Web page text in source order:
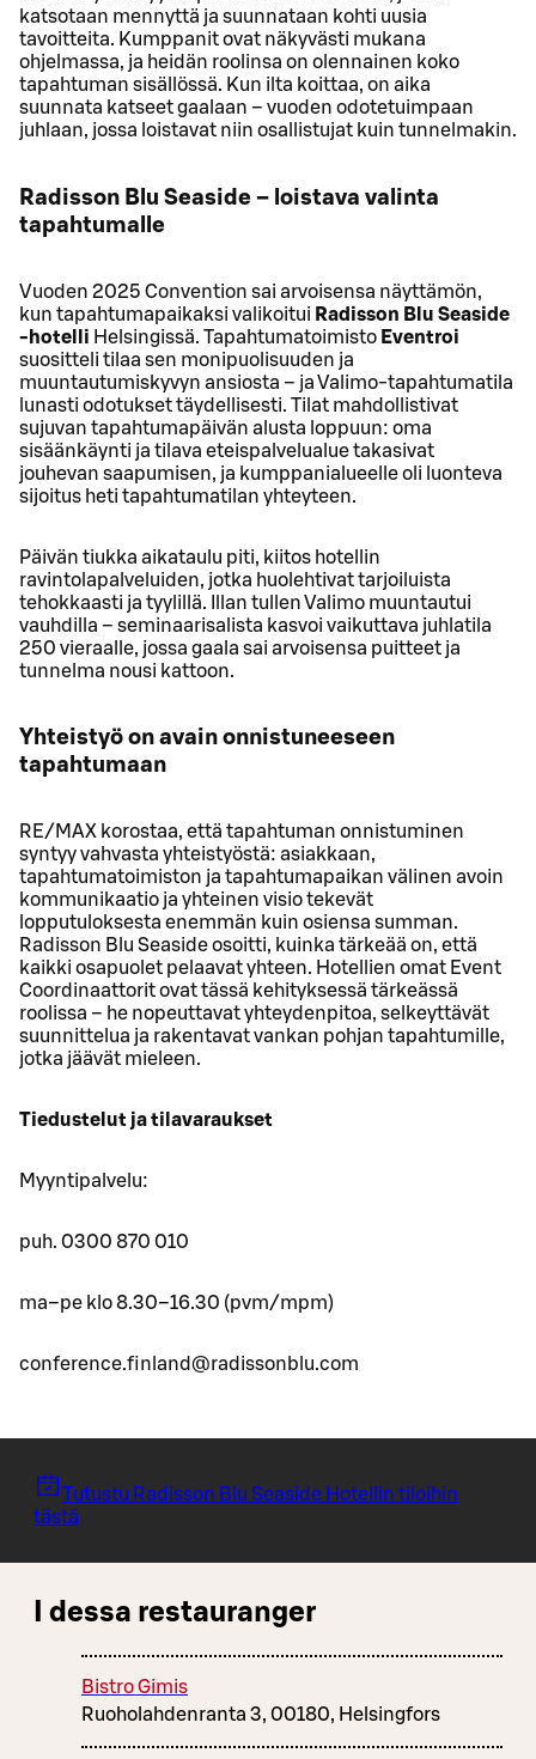
katsotaan mennyttä ja suunnataan kohti uusia
tavoitteita. Kumppanit ovat näkyvästi mukana
ohjelmassa, ja heidän roolinsa on olennainen koko
tapahtuman sisällössä. Kun ilta koittaa, on aika
suunnata katseet gaalaan – vuoden odotetuimpaan
juhlaan, jossa loistavat niin osallistujat kuin tunnelmakin.
Radisson Blu Seaside – loistava valinta
tapahtumalle
Vuoden 2025 Convention sai arvoisensa näyttämön,
kun tapahtumapaikaksi valikoitui Radisson Blu Seaside
-hotelli Helsingissä. Tapahtumatoimisto Eventroi
suositteli tilaa sen monipuolisuuden ja
muuntautumiskyvyn ansiosta – ja Valimo-tapahtumatila
lunasti odotukset täydellisesti. Tilat mahdollistivat
sujuvan tapahtumapäivän alusta loppuun: oma
sisäänkäynti ja tilava eteispalvelualue takasivat
jouhevan saapumisen, ja kumppanialueelle oli luonteva
sijoitus heti tapahtumatilan yhteyteen.
Päivän tiukka aikataulu piti, kiitos hotellin
ravintolapalveluiden, jotka huolehtivat tarjoiluista
tehokkaasti ja tyylillä. Illan tullen Valimo muuntautui
vauhdilla – seminaarisalista kasvoi vaikuttava juhlatila
250 vieraalle, jossa gaala sai arvoisensa puitteet ja
tunnelma nousi kattoon.
Yhteistyö on avain onnistuneeseen
tapahtumaan
RE/MAX korostaa, että tapahtuman onnistuminen
syntyy vahvasta yhteistyöstä: asiakkaan,
tapahtumatoimiston ja tapahtumapaikan välinen avoin
kommunikaatio ja yhteinen visio tekevät
lopputuloksesta enemmän kuin osiensa summan.
Radisson Blu Seaside osoitti, kuinka tärkeää on, että
kaikki osapuolet pelaavat yhteen. Hotellien omat Event
Coordinaattorit ovat tässä kehityksessä tärkeässä
roolissa – he nopeuttavat yhteydenpitoa, selkeyttävät
suunnittelua ja rakentavat vankan pohjan tapahtumille,
jotka jäävät mieleen.
Tiedustelut ja tilavaraukset
Myyntipalvelu:
puh. 0300 870 010
ma–pe klo 8.30–16.30 (pvm/mpm)
conference.finland@radissonblu.com
Tutustu Radisson Blu Seaside Hotellin tiloihin
tästä
I dessa restauranger
Bistro Gimis
Ruoholahdenranta 3, 00180, Helsingfors